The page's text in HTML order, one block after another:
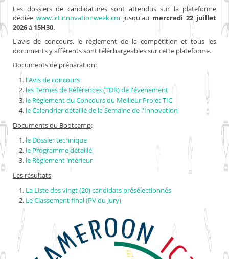
Les dossiers de candidatures sont attendus sur la plateforme
dédiéewww.ictinnovationweek.cm jusqu'au mercredi 22 juillet
2026à 15H30.
L'avis de concours, le règlement de la compétition et tous les
documents y afférents sont téléchargeables sur cette plateforme.
Documents de préparation:
l'Avis de concours
les Termes de Références (TDR) de l'évenement
le Règlement du Concours du Meilleur Projet TIC
le Calendrier détaillé de la Semaine de l'Innovation
Documents du Bootcamp:
le Dossier technique
le Programme détaillé
le Règlement intérieur
Les résultats
La Liste des vingt (20) candidats présélectionnés
Le Classement final (PV du Jury)